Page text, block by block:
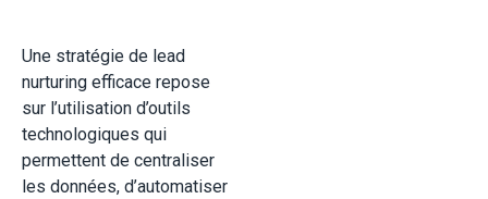
Une stratégie de lead
nurturing efficace repose
sur l’utilisation d’outils
technologiques qui
permettent de centraliser
les données, d’automatiser